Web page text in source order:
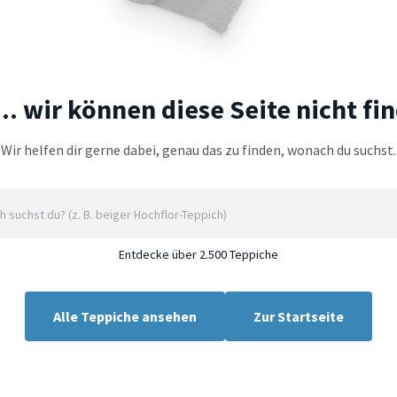
wir können diese Seite nicht
Wir helfen dir gerne dabei, genau das zu finden, wonach du suchst.
Entdecke über 2.500 Teppiche
Alle Teppiche ansehen Zur Startseite